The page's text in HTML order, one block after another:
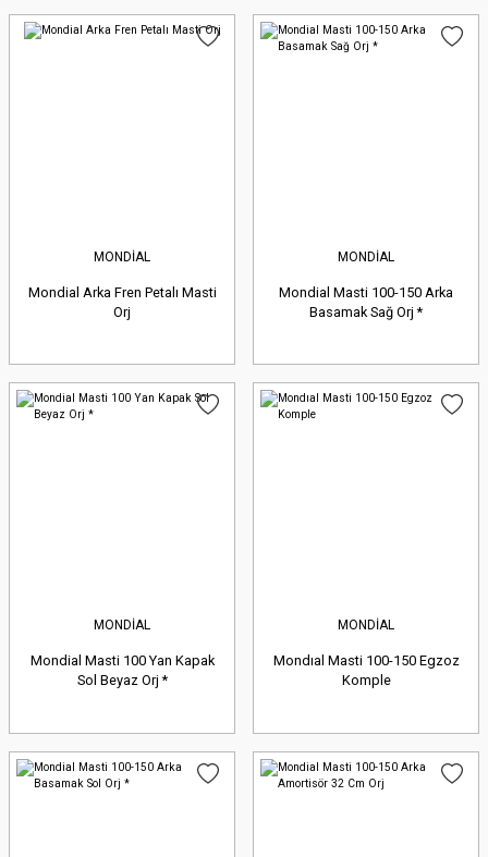
MONDİAL
Mondial Arka Fren Petalı Masti
Orj
MONDİAL
Mondial Masti 100-150 Arka
Basamak Sağ Orj *
MONDİAL
Mondial Masti 100 Yan Kapak
Sol Beyaz Orj *
MONDİAL
Mondıal Masti 100-150 Egzoz
Komple